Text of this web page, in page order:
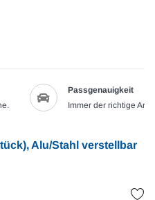
Passgenauigkeit
Immer der richtige
Alu/Stahl verstellbar